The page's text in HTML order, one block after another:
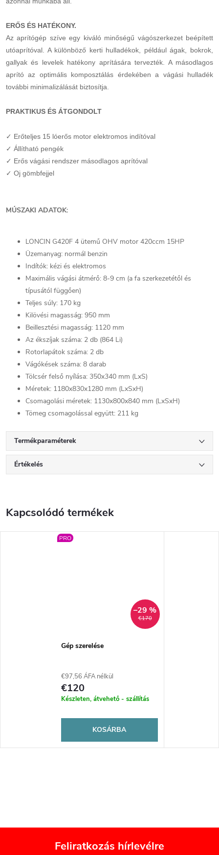
ERŐS ÉS HATÉKONY.
Az aprítógép szíve egy kiváló minőségű vágószerkezet beépített
utóaprítóval. A különböző kerti hulladékok, például ágak, bokrok,
gallyak és levelek hatékony aprítására tervezték. A másodlagos
aprító az optimális komposztálás érdekében a vágási hulladék
további minimalizálását biztosítja.
PRAKTIKUS ÉS ÁTGONDOLT
✓ Erőteljes 15 lóerős motor elektromos indítóval
✓ Állítható pengék
✓ Erős vágási rendszer másodlagos aprítóval
✓ Oj gömbfejjel
MŰSZAKI ADATOK:
LONCIN G420F 4 ütemű OHV motor 420ccm 15HP
Üzemanyag: normál benzin
Indítók: kézi és elektromos
Maximális vágási átmérő: 8-9 cm (a fa szerkezetétől és
típusától függően)
Teljes súly: 170 kg
Kilövési magasság: 950 mm
Beillesztési magasság: 1120 mm
Az ékszíjak száma: 2 db (864 Li)
Rotorlapátok száma: 2 db
Vágókések száma: 8 darab
Tölcsér felső nyílása: 350x340 mm (LxS)
Méretek: 1180x830x1280 mm (LxSxH)
Csomagolási méretek: 1130x800x840 mm (LxSxH)
Tömeg csomagolással együtt: 211 kg
Termékparaméterek
Értékelés
Kapcsolódó termékek
PRO
€170
–29 %
Gép szerelése
€97,56 ÁFA nélkül
€120
Készleten, átvehető - szállítás
KOSÁRBA
Feliratkozás hírlevélre